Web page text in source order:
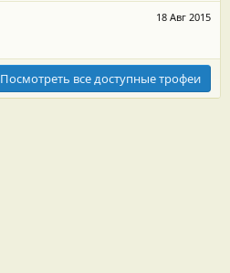
18 Авг 2015
Посмотреть все доступные трофеи